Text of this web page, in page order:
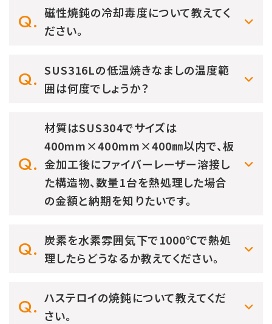
磁性焼鈍の冷却毒度について教えてく
ださい。
SUS316Lの低温焼きなましの温度範
囲は何度でしょうか？
材質はSUS304でサイズは
400mm×400mm×400㎜以内で、板
金加工後にファイバーレーザー溶接し
た構造物、数量1台を熱処理した場合
の金額と納期を知りたいです。
炭素を水素雰囲気下で1000℃で熱処
理したらどうなるか教えてください。
ハステロイの焼鈍について教えてくだ
さい。